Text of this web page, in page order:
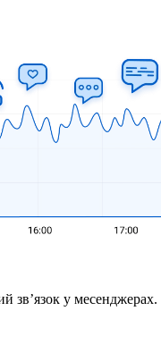
зв’язок у месенджерах.